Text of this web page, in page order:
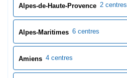
Alpes-de-Haute-Provence 2 centres
Alpes-Maritimes 6 centres
Amiens 4 centres